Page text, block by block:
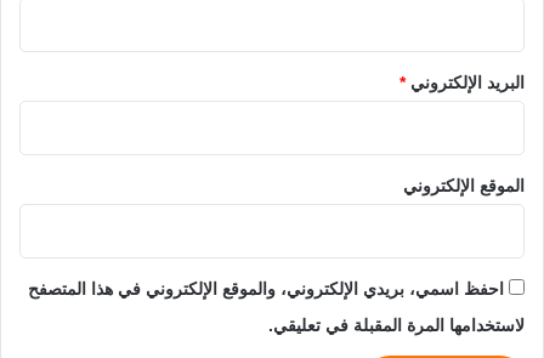
البريد الإلكتروني*
الموقع الإلكتروني
احفظ اسمي، بريدي الإلكتروني، والموقع الإلكتروني في هذا المتصفح
لاستخدامها المرة المقبلة في تعليقي.